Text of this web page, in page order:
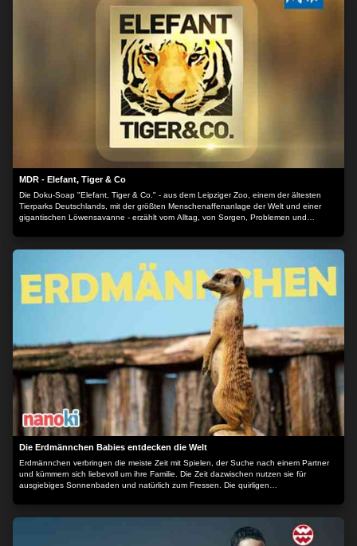
MDR - Elefant, Tiger & Co
Die Doku-Soap "Elefant, Tiger & Co." - aus dem Leipziger Zoo, einem der ältesten
Tierparks Deutschlands, mit der größten Menschenaffenanlage der Welt und einer
gigantischen Löwensavanne - erzählt vom Alltag, von Sorgen, Problemen und
Die Erdmännchen Babies entdecken die Welt
Erdmännchen verbringen die meiste Zeit mit Spielen, der Suche nach einem Partner
und kümmern sich liebevoll um ihre Familie. Die Zeit dazwischen nutzen sie für
ausgiebiges Sonnenbaden und natürlich zum Fressen. Die quirligen
Artgenossen und erleben jeden Tag neue, spannende Dinge. Dieser turbulente
Tierfilm zeigt das Leben und den Alltag der Erdmännchen. Ein vergnüglicher Ausflug
in die Welt der kleinen Racker, der Spaß macht und viel Wissen vermittelt. Der Inhalt
wird bereitgestellt von: PLAION PICTURES GmbH, Lochhamer Str. 9, 82152